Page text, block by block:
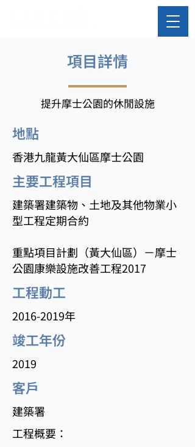
​項目詳情
提升摩士公園的休閒設施
​地點
香港九龍黃大仙區摩士公園
主要工程項目
建築署建築物、土地及其他物業小
型工程定期合約
重點項目計劃（黃大仙區）－摩士
公園康樂設施改善工程2017
工程動工
2016-2019年
竣工年份
2019
客戶
建築署
工程概要：